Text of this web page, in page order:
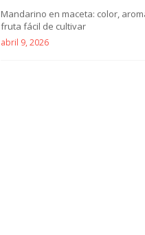
Mandarino en maceta: color,
fruta fácil de cultivar
abril 9, 2026